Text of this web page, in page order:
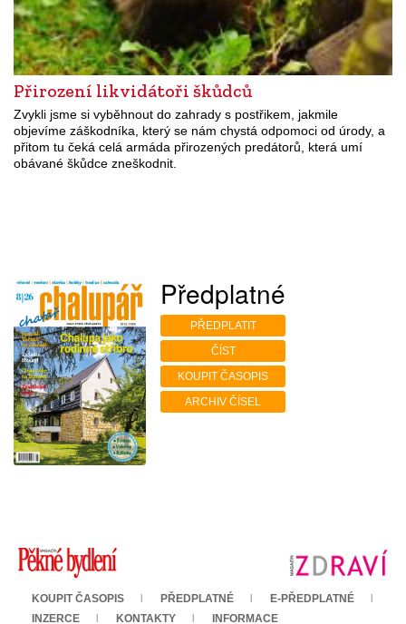
Přirození likvidátoři škůdců
Zvykli jsme si vyběhnout do zahrady s postřikem, jakmile
objevíme záškodníka, který se nám chystá odpomoci od úrody, a
přitom tu čeká celá armáda přirozených predátorů, která umí
obávané škůdce zneškodnit.
Předplatné
PŘEDPLATIT
ČÍST
KOUPIT ČASOPIS
ARCHIV ČÍSEL
KOUPIT ČASOPIS PŘEDPLATNÉ
E-PŘEDPLATNÉ
INZERCE
KONTAKTY INFORMACE